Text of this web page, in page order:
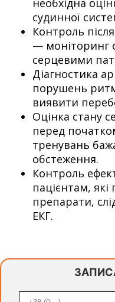
необхідна
судинної
Контроль
— моніторинг
серцевими
Діагностика
порушень
виявити
Оцінка стану
перед
тренувань
обстеження.
Контроль
пацієнтам,
препарати,
ЕКГ.